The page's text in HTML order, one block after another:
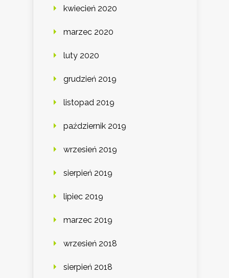
kwiecień 2020
marzec 2020
luty 2020
grudzień 2019
listopad 2019
październik 2019
wrzesień 2019
sierpień 2019
lipiec 2019
marzec 2019
wrzesień 2018
sierpień 2018